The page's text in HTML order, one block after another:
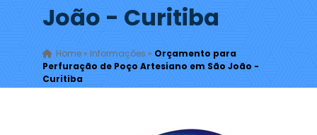
João - Curitiba
Home» Informações » Orçamento para
Perfuração de Poço Artesiano em São João -
Curitiba